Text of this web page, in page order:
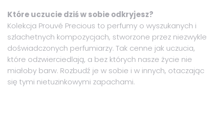
Które uczucie dziś w sobie odkryjesz?
Kolekcja Prouvé Precious to perfumy o wyszukanych i
szlachetnych kompozycjach, stworzone przez niezwykle
doświadczonych perfumiarzy. Tak cenne jak uczucia,
które odzwierciedlają, a bez których nasze życie nie
miałoby barw. Rozbudź je w sobie i w innych, otaczając
się tymi nietuzinkowymi zapachami.